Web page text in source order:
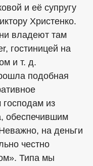
и её супругу
Христенко.
владеют там
гостиницей на
и т. д.
подобная
из
обеспечившим
на деньги
честно
Типа мы